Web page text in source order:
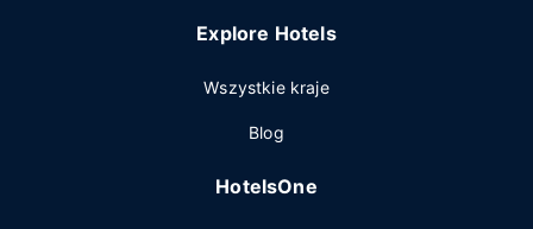
Explore Hotels
Wszystkie kraje
Blog
HotelsOne